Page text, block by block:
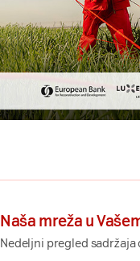
Naša mreža u
Nedeljni pregled sadržaja